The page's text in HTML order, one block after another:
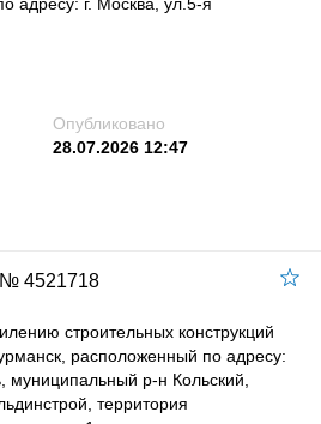
Опубликовано
28.07.2026 12:47
4521718
строительных конструкций
расположенный по адресу:
р-н Кольский,
территория